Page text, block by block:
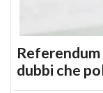
dubbi che